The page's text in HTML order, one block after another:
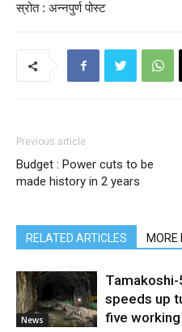
स्रोत : अन्नपुर्ण पोस्ट
Previous article
Budget : Power cuts to be
made history in 2 years
RELATED ARTICLES MORE
News
speeds up
five